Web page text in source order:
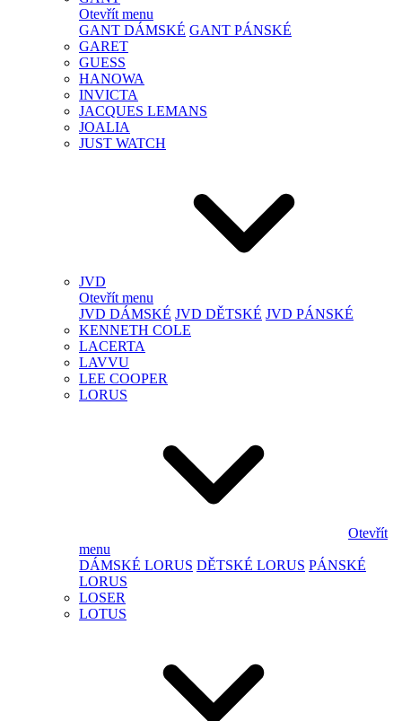
Otevřít menu
GANT DÁMSKÉ GANT PÁNSKÉ
GARET
GUESS
HANOWA
INVICTA
JACQUES LEMANS
JOALIA
JUST WATCH
JVD
Otevřít menu
JVD DÁMSKÉ JVD DĚTSKÉ JVD PÁNSKÉ
KENNETH COLE
LACERTA
LAVVU
LEE COOPER
LORUS
Otevřít
menu
DÁMSKÉ LORUS DĚTSKÉ LORUS PÁNSKÉ
LORUS
LOSER
LOTUS